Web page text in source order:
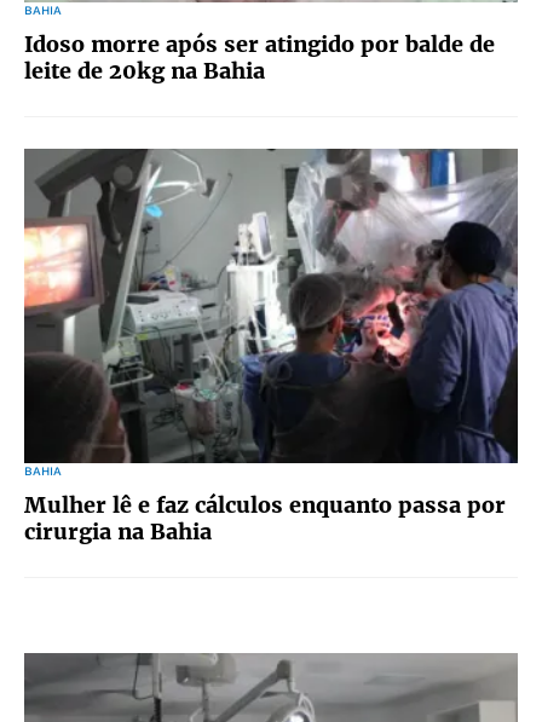
BAHIA
Idoso morre após ser atingido por balde de
leite de 20kg na Bahia
BAHIA
Mulher lê e faz cálculos enquanto passa por
cirurgia na Bahia